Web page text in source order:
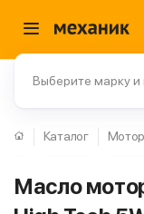
Выберите марку
Каталог
Масло